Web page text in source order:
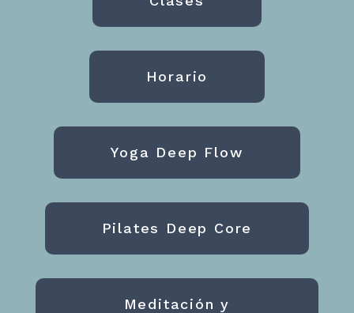
Horario
Yoga Deep Flow
Pilates Deep Core
Meditación y